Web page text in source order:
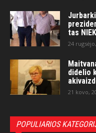
tas
24
didelio
21 kovo,
POPULIARIOS